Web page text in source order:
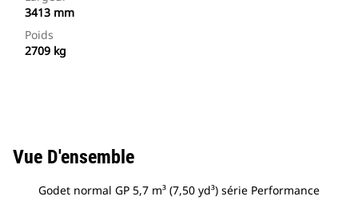
3413 mm
Poids
2709 kg
Vue D'ensemble
Godet normal GP 5,7 m³ (7,50 yd³) série Performance